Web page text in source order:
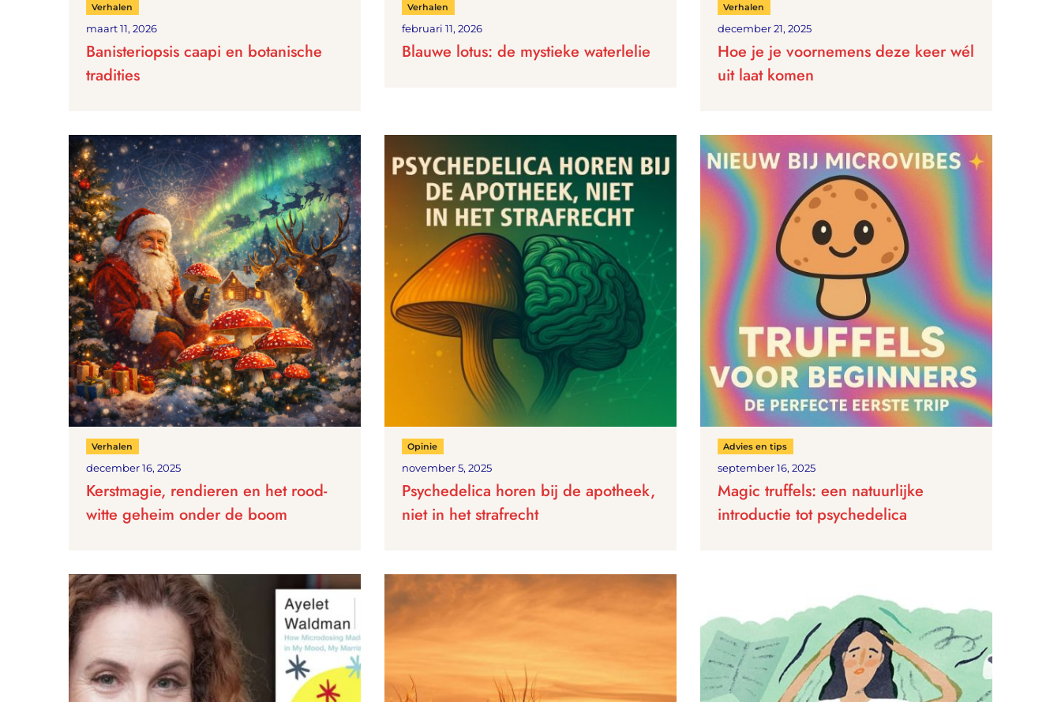
maart 11, 2026
Verhalen
Banisteriopsis caapi en botanische
tradities
februari 11, 2026
Verhalen
Blauwe lotus: de mystieke waterlelie
december 21, 2025
Verhalen
Hoe je je voornemens deze keer wél
uit laat komen
december 16, 2025
Verhalen
Kerstmagie, rendieren en het rood-
witte geheim onder de boom
november 5, 2025
Opinie
Psychedelica horen bij de apotheek,
niet in het strafrecht
september 16, 2025
Advies en tips
Magic truffels: een natuurlijke
introductie tot psychedelica